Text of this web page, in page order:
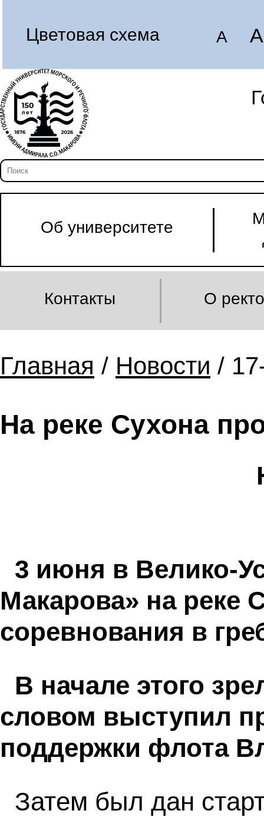
Цветовая схема A A
Об университете
Контакты О
Главная / Новости /
На реке Сухона
3 июня в Велико-
Макарова» на реке
соревнования в
В начале этого
словом выступил
поддержки флота
Затем был дан